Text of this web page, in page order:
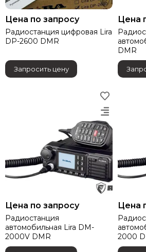
Arkon technologies
GUIDE
HOLOSUN
Hytera
NITECORE
Sytong
EBERLESTOCK
LIRA
Газпром космические системы
Gens ace
Tattu
Цена по запросу
Радиостанция цифровая Lira
DP-2600 DMR
Запросить цену
Цена
DMR
Цена по запросу
Радиостанция
автомобильная Lira DM-
2000V DMR
Цена
2000